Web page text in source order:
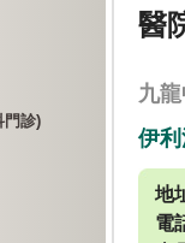
門診)